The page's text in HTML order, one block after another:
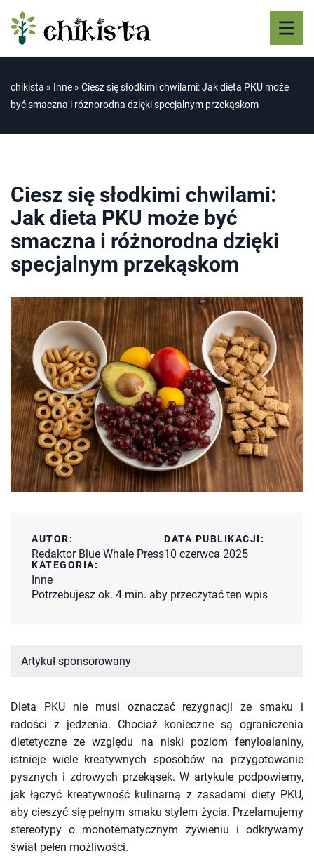
chikista » Inne » Ciesz się słodkimi chwilami: Jak dieta PKU może
być smaczna i różnorodna dzięki specjalnym przekąskom
Ciesz się słodkimi chwilami:
Jak dieta PKU może być
smaczna i różnorodna dzięki
specjalnym przekąskom
AUTOR:
Redaktor Blue Whale Press
DATA PUBLIKACJI:
10 czerwca 2025
KATEGORIA:
Inne
Potrzebujesz ok. 4 min. aby przeczytać ten wpis
Artykuł sponsorowany
Dieta PKU nie musi oznaczać rezygnacji ze smaku i
radości z jedzenia. Chociaż konieczne są ograniczenia
dietetyczne ze względu na niski poziom fenyloalaniny,
istnieje wiele kreatywnych sposobów na przygotowanie
pysznych i zdrowych przekąsek. W artykule podpowiemy,
jak łączyć kreatywność kulinarną z zasadami diety PKU,
aby cieszyć się pełnym smaku stylem życia. Przełamujemy
stereotypy o monotematycznym żywieniu i odkrywamy
świat pełen możliwości.